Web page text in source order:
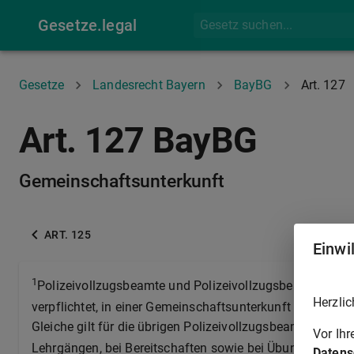
Gesetze.legal
Gesetze Landesrecht Bayern BayBG Art. 127
Art. 127 BayBG
Gemeinschaftsunterkunft
ART. 125
1 Polizeivollzugsbeamte und Polizeivollzugsbeamtinnen
verpflichtet, in einer Gemeinschaftsunterkunft zu
Gleiche gilt für die übrigen Polizeivollzugsbeamten und
Lehrgängen, bei Bereitschaften sowie bei Übungen und
Vor